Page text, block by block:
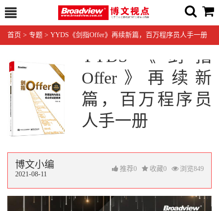
首页 > 专题 > YYDS《剑指Offer》再续新篇，百万程序员人手一册
YYDS《剑指
Offer》再续新
篇，百万程序员
人手一册
博文小编
2021-08-11
推荐0 收藏0 浏览849